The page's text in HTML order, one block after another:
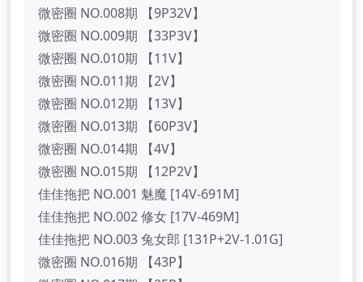
微密圈 NO.008期 【9P32V】
微密圈 NO.009期 【33P3V】
微密圈 NO.010期 【11V】
微密圈 NO.011期 【2V】
微密圈 NO.012期 【13V】
微密圈 NO.013期 【60P3V】
微密圈 NO.014期 【4V】
微密圈 NO.015期 【12P2V】
佳佳拖把 NO.001 魅魔 [14V-691M]
佳佳拖把 NO.002 修女 [17V-469M]
佳佳拖把 NO.003 兔女郎 [131P+2V-1.01G]
微密圈 NO.016期 【43P】